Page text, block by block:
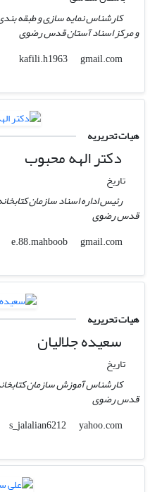
کارشناس نمایه سازی و طبقه
و مرکز اسناد آستان قدس رضوی
kafili.h1963
gmail.com
هیات تحریریه
دکتر الهه محبوب
تاریخ
رئیس اداره اسناد سازمان
قدس رضوی
e.88.mahboob
gmail.com
هیات تحریریه
سعیده جلالیان
تاریخ
کارشناس آموزش سازمان
قدس رضوی
s_jalalian6212
yahoo.com